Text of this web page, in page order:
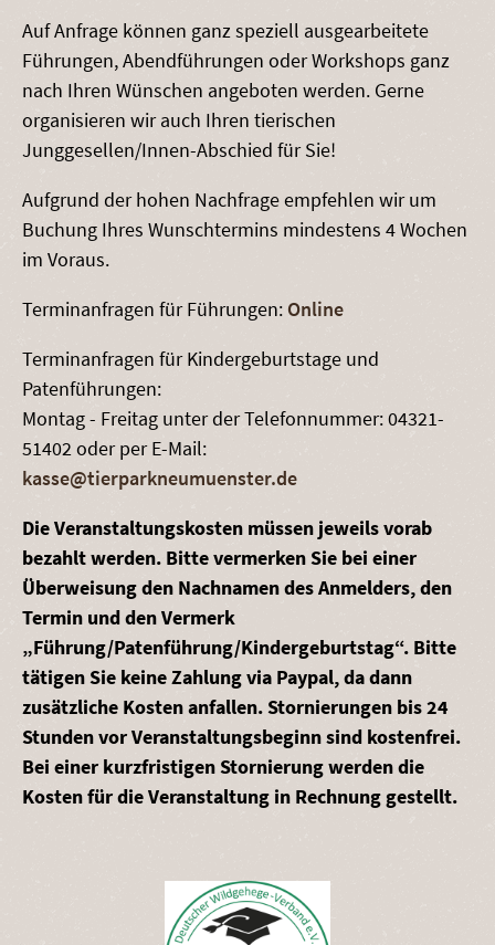
Auf Anfrage können ganz speziell ausgearbeitete
Führungen, Abendführungen oder Workshops ganz
nach Ihren Wünschen angeboten werden. Gerne
organisieren wir auch Ihren tierischen
Junggesellen/Innen-Abschied für Sie!
Aufgrund der hohen Nachfrage empfehlen wir um
Buchung Ihres Wunschtermins mindestens 4 Wochen
im Voraus.
Terminanfragen für Führungen: Online
Terminanfragen für Kindergeburtstage und
Patenführungen:
Montag - Freitag unter der Telefonnummer: 04321-
51402 oder per E-Mail:
kasse@tierparkneumuenster.de
Die Veranstaltungskosten müssen jeweils vorab
bezahlt werden. Bitte vermerken Sie bei einer
Überweisung den Nachnamen des Anmelders, den
Termin und den Vermerk
„Führung/Patenführung/Kindergeburtstag“. Bitte
tätigen Sie keine Zahlung via Paypal, da dann
zusätzliche Kosten anfallen. Stornierungen bis 24
Stunden vor Veranstaltungsbeginn sind kostenfrei.
Bei einer kurzfristigen Stornierung werden die
Kosten für die Veranstaltung in Rechnung gestellt.